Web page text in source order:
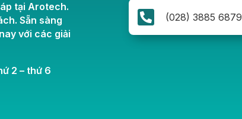
tại Arotech.
Sẵn sàng
với các giải
2 – thứ 6
 (028) 3885 6879